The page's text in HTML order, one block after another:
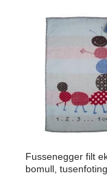
Fussenegger filt
bomull, tusenfoting